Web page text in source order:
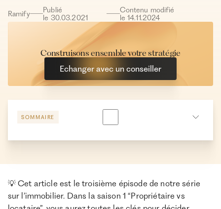
Ramify
Publié
le 30.03.2021
Contenu modifié
le 14.11.2024
Construisons ensemble votre stratégie
Echanger avec un conseiller
SOMMAIRE
Ce qui fait que l’achat ou la location sont plus
Vous voulez faire la comparaison chez vous :
💡 Cet article est le troisième épisode de notre série
sur l’immobilier. Dans la saison 1 “Propriétaire vs